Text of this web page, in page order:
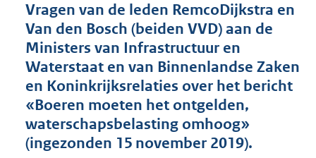
d
s
g
r
o
t
t
:
Vragen van de leden RemcoDijkstra en
Van den Bosch (beiden VVD) aan de
Ministers van Infrastructuur en
Waterstaat en van Binnenlandse Zaken
en Koninkrijksrelaties over het bericht
«Boeren moeten het ontgelden,
waterschapsbelasting omhoog»
(ingezonden 15 november 2019).